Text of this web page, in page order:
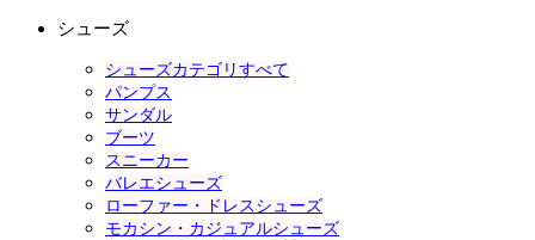
シューズ
シューズカテゴリすべて
パンプス
サンダル
ブーツ
スニーカー
バレエシューズ
ローファー・ドレスシューズ
モカシン・カジュアルシューズ